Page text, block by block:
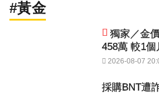
#黃金
獨家／金
458萬 較1
2026-08-07
採購BNT遭